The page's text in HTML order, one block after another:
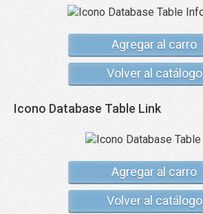
Agregar al carro
Volver al catálogo
Icono Database Table Link
Agregar al carro
Volver al catálogo